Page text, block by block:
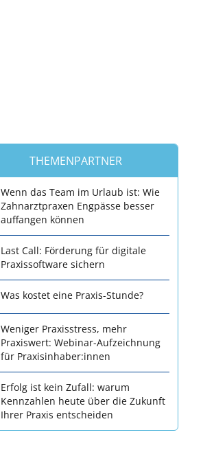
THEMENPARTNER
Wenn das Team im Urlaub ist: Wie
Zahnarztpraxen Engpässe besser
auffangen können
Last Call: Förderung für digitale
Praxissoftware sichern
Was kostet eine Praxis-Stunde?
Weniger Praxisstress, mehr
Praxiswert: Webinar-Aufzeichnung
für Praxisinhaber:innen
Erfolg ist kein Zufall: warum
Kennzahlen heute über die Zukunft
Ihrer Praxis entscheiden